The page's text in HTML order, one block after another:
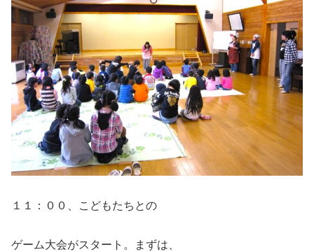
１１：００、こどもたちとの
ゲーム大会がスタート。まずは、